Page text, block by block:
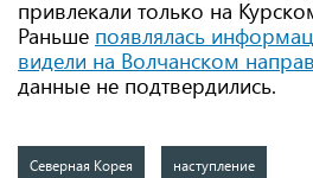
привлекали только на
Раньше появлялась
видели на Волчанском
данные не подтвердились.
Северная Корея наступление